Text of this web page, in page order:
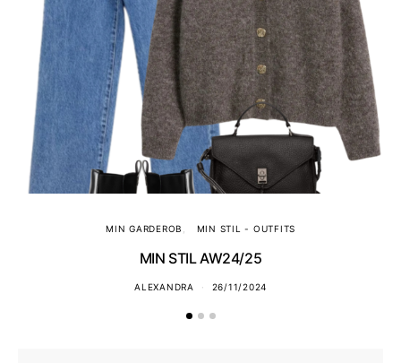
MIN GARDEROB MIN STIL - OUTFITS
MIN STIL AW24/25
ALEXANDRA 26/11/2024